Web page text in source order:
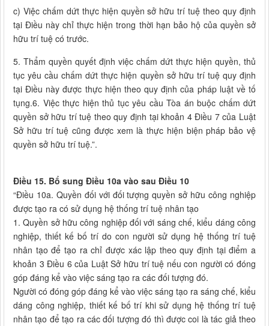
c) Việc chấm dứt thực hiện quyền sở hữu trí tuệ theo quy định
tại Điều này chỉ thực hiện trong thời hạn bảo hộ của quyền sở
hữu trí tuệ có trước.
5. Thẩm quyền quyết định việc chấm dứt thực hiện quyền, thủ
tục yêu cầu chấm dứt thực hiện quyền sở hữu trí tuệ quy định
tại Điều này được thực hiện theo quy định của pháp luật về tố
tụng.6. Việc thực hiện thủ tục yêu cầu Tòa án buộc chấm dứt
quyền sở hữu trí tuệ theo quy định tại khoản 4 Điều 7 của Luật
Sở hữu trí tuệ cũng được xem là thực hiện biện pháp bảo vệ
quyền sở hữu trí tuệ.”.
Điều 15. Bổ sung Điều 10a vào sau Điều 10
“Điều 10a. Quyền đối với đối tượng quyền sở hữu công nghiệp
được tạo ra có sử dụng hệ thống trí tuệ nhân tạo
1. Quyền sở hữu công nghiệp đối với sáng chế, kiểu dáng công
nghiệp, thiết kế bố trí do con người sử dụng hệ thống trí tuệ
nhân tạo để tạo ra chỉ được xác lập theo quy định tại điểm a
khoản 3 Điều 6 của Luật Sở hữu trí tuệ nếu con người có đóng
góp đáng kể vào việc sáng tạo ra các đối tượng đó.
Người có đóng góp đáng kể vào việc sáng tạo ra sáng chế, kiểu
dáng công nghiệp, thiết kế bố trí khi sử dụng hệ thống trí tuệ
nhân tạo để tạo ra các đối tượng đó thì được coi là tác giả theo